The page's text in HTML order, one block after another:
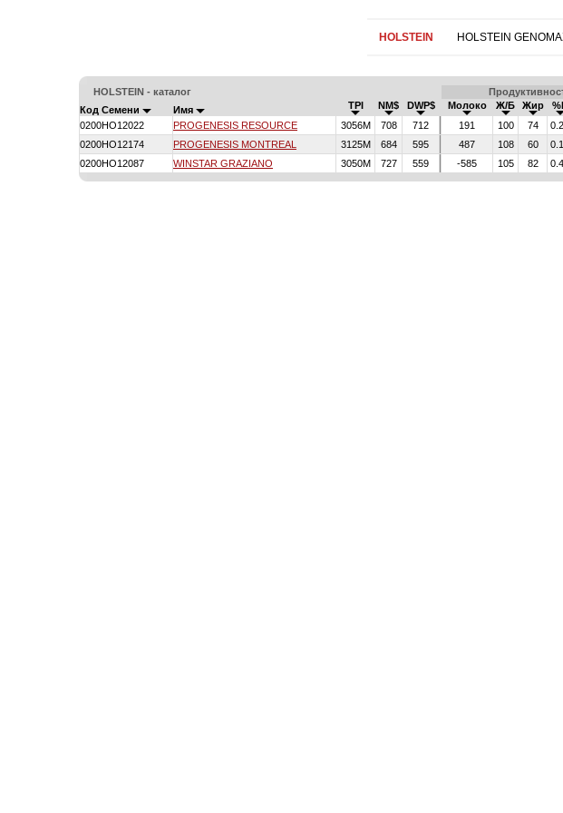
HOLSTEIN HOLSTEIN
HOLSTEIN - каталог
Код Семени Имя TPI NM$ DWP$ Молоко Ж/Б Жир
0200HO12022
PROGENESIS RESOURCE 3056M 708 712 191 100 74
0200HO12174
PROGENESIS MONTREAL 3125M 684 595 487 108 60
0200HO12087
WINSTAR GRAZIANO 3050M 727 559 -585 105 82